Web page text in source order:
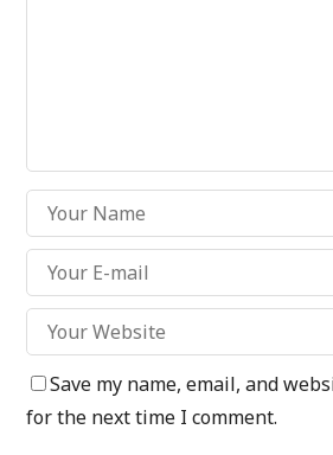
Save my name, email, and
for the next time I comment.